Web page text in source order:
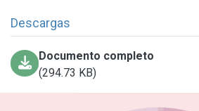
Descargas
Documento completo
(294.73 KB)